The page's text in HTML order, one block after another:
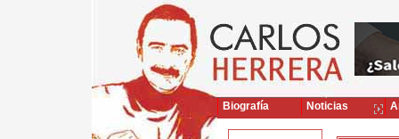
Biografía Noticias